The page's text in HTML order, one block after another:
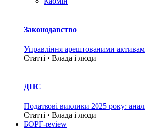
Законодавство
Управління арештованими
Статті • Влада i люди
ДПС
Податкові виклики 2025 року:
Статті • Влада i люди
БОРГ-review